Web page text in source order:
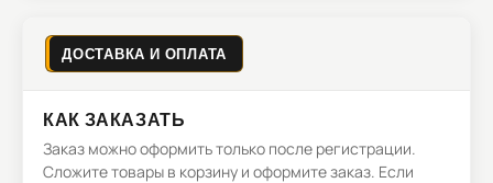
ДОСТАВКА И ОПЛАТА
КАК ЗАКАЗАТЬ
Заказ можно оформить только после регистрации.
Сложите товары в корзину и оформите заказ. Если